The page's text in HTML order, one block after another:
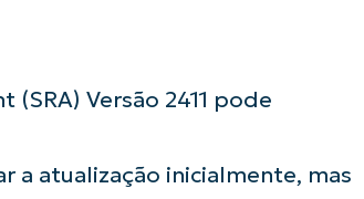
Versão 2411 pode
a atualização inicialmente, mas